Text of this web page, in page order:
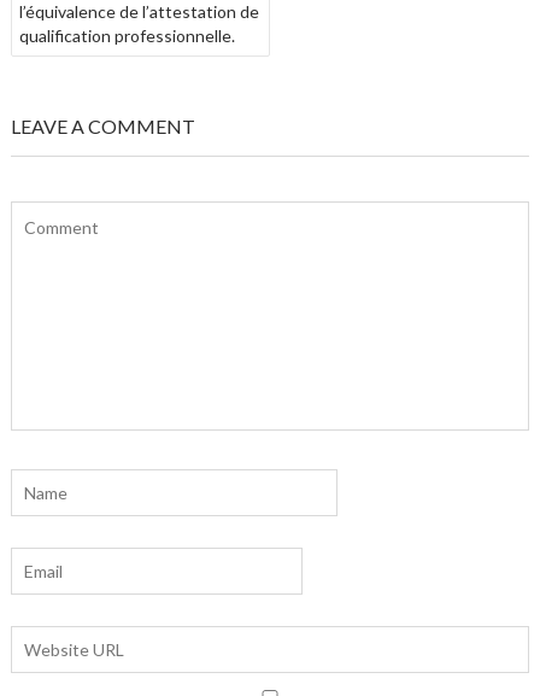
l’équivalence de l’attestation de
qualification professionnelle.
LEAVE A COMMENT